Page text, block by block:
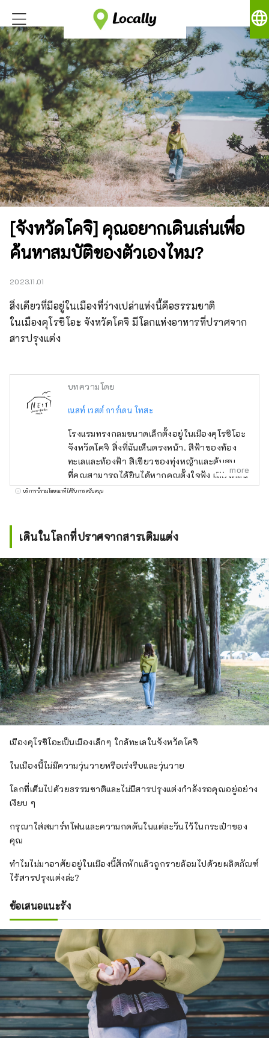
language
[จังหวัดโคจิ] คุณอยากเดินเล่นเพื่อ
ค้นหาสมบัติของตัวเองไหม?
2023.11.01
สิ่งเดียวที่มีอยู่ในเมืองที่ว่างเปล่าแห่งนี้คือธรรมชาติ
ในเมืองคุโรชิโอะ จังหวัดโคจิ มีโลกแห่งอาหารที่ปราศจาก
สารปรุงแต่ง
บทความโดย
เนสท์ เวสต์ การ์เดน โทสะ
โรงแรมทรงกลมขนาดเล็กตั้งอยู่ในเมืองคุโรชิโอะ
จังหวัดโคจิ สิ่งที่ฉันเห็นตรงหน้า. สีฟ้าของท้อง
ทะเลและท้องฟ้า สีเขียวของทุ่งหญ้าและต้นสน สิ่ง
ที่คุณสามารถได้ยินได้หากคุณตั้งใจฟัง เสียงคลื่น
และเสียงนกร้อง มีอะไรอยู่ในเมืองที่ว่างเปล่านี้
คนที่คุณรัก
more
บริการนี้รวมโฆษณาที่ได้รับการสนับสนุน
เดินในโลกที่ปราศจากสารเติมแต่ง
เมืองคุโรชิโอะเป็นเมืองเล็กๆ ใกล้ทะเลในจังหวัดโคจิ
ในเมืองนี้ไม่มีความวุ่นวายหรือเร่งรีบและวุ่นวาย
โลกที่เต็มไปด้วยธรรมชาติและไม่มีสารปรุงแต่งกำลังรอคุณอยู่อย่าง
เงียบ ๆ
กรุณาใส่สมาร์ทโฟนและความกดดันในแต่ละวันไว้ในกระเป๋าของ
คุณ
ทำไมไม่มาอาศัยอยู่ในเมืองนี้สักพักแล้วถูกรายล้อมไปด้วยผลิตภัณฑ์
ไร้สารปรุงแต่งล่ะ?
ข้อเสนอแนะรัง